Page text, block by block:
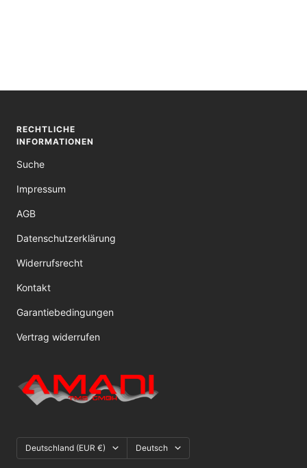
RECHTLICHE
INFORMATIONEN
Suche
Impressum
AGB
Datenschutzerklärung
Widerrufsrecht
Kontakt
Garantiebedingungen
Vertrag widerrufen
Land/Region
Deutschland (EUR €) Sprache
Deutsch